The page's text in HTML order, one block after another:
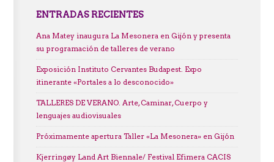
ENTRADAS RECIENTES
Ana Matey inaugura La Mesonera en Gijón y presenta
su programación de talleres de verano
Exposición Instituto Cervantes Budapest. Expo
itinerante «Portales a lo desconocido»
TALLERES DE VERANO. Arte, Caminar, Cuerpo y
lenguajes audiovisuales
Próximamente apertura Taller «La Mesonera» en Gijón
Kjerringøy Land Art Biennale/ Festival Efimera CACIS